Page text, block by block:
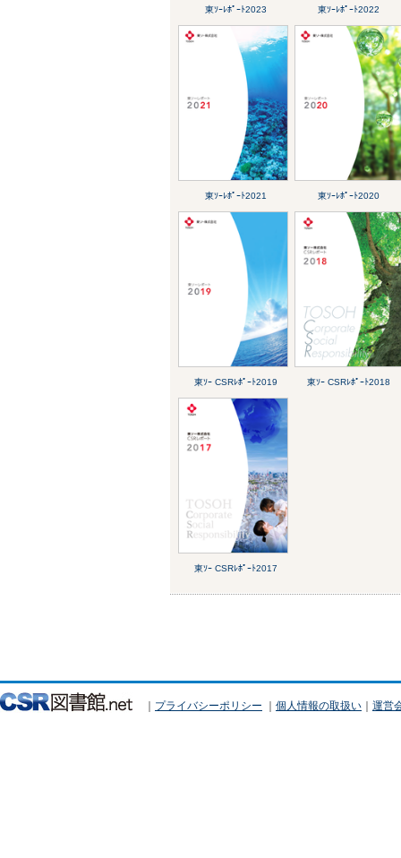
東ｿｰﾚﾎﾟｰﾄ2023 東ｿｰﾚﾎﾟｰﾄ2022
東ｿｰﾚﾎﾟｰﾄ2021 東ｿｰﾚﾎﾟｰﾄ2020
東ｿｰ CSRﾚﾎﾟｰﾄ2019 東ｿｰ CSRﾚﾎﾟｰﾄ2018
東ｿｰ CSRﾚﾎﾟｰﾄ2017
｜ プライバシーポリシー ｜ 個人情報の取扱い ｜ 運営